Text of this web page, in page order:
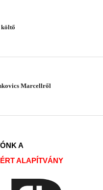
Marcellről
A
ALAPÍTVÁNY